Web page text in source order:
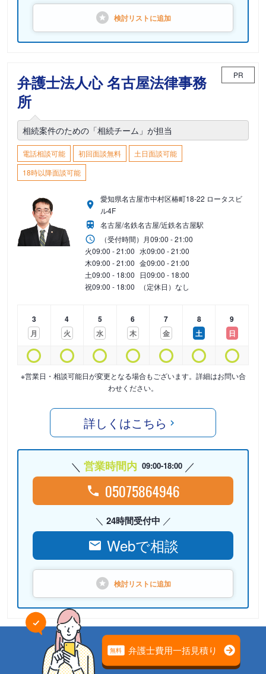
検討リストに追加
弁護士法人心 名古屋法律事務
所
PR
相続案件のための「相続チーム」が担当
電話相談可能 初回面談無料
土日面談可能
18時以降面談可能
愛知県名古屋市中村区椿町18-22 ロータスビ
ル4F
名古屋/名鉄名古屋/近鉄名古屋駅
（受付時間） 月09:00 - 21:00
火09:00 - 21:00 水09:00 - 21:00
木09:00 - 21:00 金09:00 - 21:00
土09:00 - 18:00 日09:00 - 18:00
祝09:00 - 18:00 （定休日）なし
3
月
4
火
5
水
6
木
7
金
8
土
9
日
※営業日・相談可能日が変更となる場合もございます。詳細はお問い合
わせください。
詳しくはこちら
営業時間内 09:00-18:00
05075864946
24時間受付中
Webで相談
検討リストに追加
弁護士法人心（本部） PR